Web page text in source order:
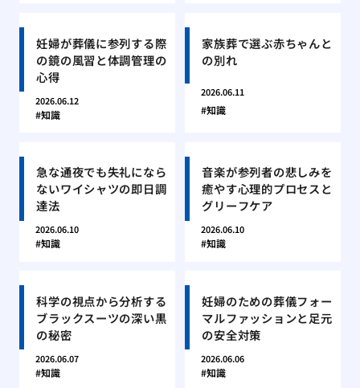
妊婦が葬儀に参列する際
の鏡の風習と体調管理の
心得
2026.06.12
知識
家族葬で選ぶ赤ちゃんと
の別れ
2026.06.11
知識
急な通夜でも失礼になら
ないワイシャツの即日調
達法
2026.06.10
知識
音楽が参列者の悲しみを
癒やす心理的プロセスと
グリーフケア
2026.06.10
知識
科学の視点から分析する
ブラックスーツの深い黒
の秘密
2026.06.07
知識
妊婦のための葬儀フォー
マルファッションと足元
の安全対策
2026.06.06
知識